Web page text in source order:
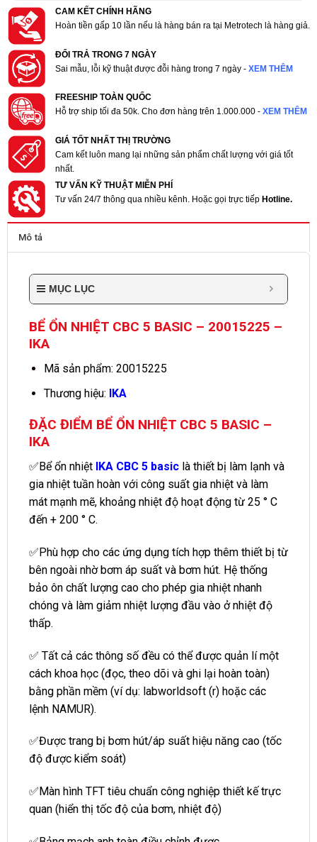
CAM KẾT CHÍNH HÃNG
Hoàn tiền gấp 10 lần nếu là hàng bán ra tại Metrotech là hàng giả.
ĐỔI TRẢ TRONG 7 NGÀY
Sai mẫu, lỗi kỹ thuật được đỗi hàng trong 7 ngày - XEM THÊM
FREESHIP TOÀN QUỐC
Hỗ trợ ship tối đa 50k. Cho đơn hàng trên 1.000.000 - XEM THÊM
GIÁ TỐT NHẤT THỊ TRƯỜNG
Cam kết luôn mang lại những sản phẩm chất lượng với giá tốt
nhất.
TƯ VẤN KỸ THUẬT MIỄN PHÍ
Tư vấn 24/7 thông qua nhiều kênh. Hoặc gọi trực tiếp Hotline.
Mô tả
MỤC LỤC
BỂ ỔN NHIỆT CBC 5 BASIC – 20015225 –
IKA
Mã sản phẩm: 20015225
Thương hiệu: IKA
ĐẶC ĐIỂM BỂ ỔN NHIỆT CBC 5 BASIC –
IKA
✅Bể ổn nhiệt IKA CBC 5 basic là thiết bị làm lạnh và
gia nhiệt tuần hoàn với công suất gia nhiệt và làm
mát mạnh mẽ, khoảng nhiệt độ hoạt động từ 25 ° C
đến + 200 ° C.
✅Phù hợp cho các ứng dụng tích hợp thêm thiết bị từ
bên ngoài nhờ bơm áp suất và bơm hút. Hệ thống
bảo ôn chất lượng cao cho phép gia nhiệt nhanh
chóng và làm giảm nhiệt lượng đầu vào ở nhiệt độ
thấp.
✅ Tất cả các thông số đều có thể được quản lí một
cách khoa học (đọc, theo dõi và ghi lại hoàn toàn)
bằng phần mềm (ví dụ: labworldsoft (r) hoặc các
lệnh NAMUR).
✅Được trang bị bơm hút/áp suất hiệu năng cao (tốc
độ được kiểm soát)
✅Màn hình TFT tiêu chuẩn công nghiệp thiết kế trực
quan (hiển thị tốc độ của bơm, nhiệt độ)